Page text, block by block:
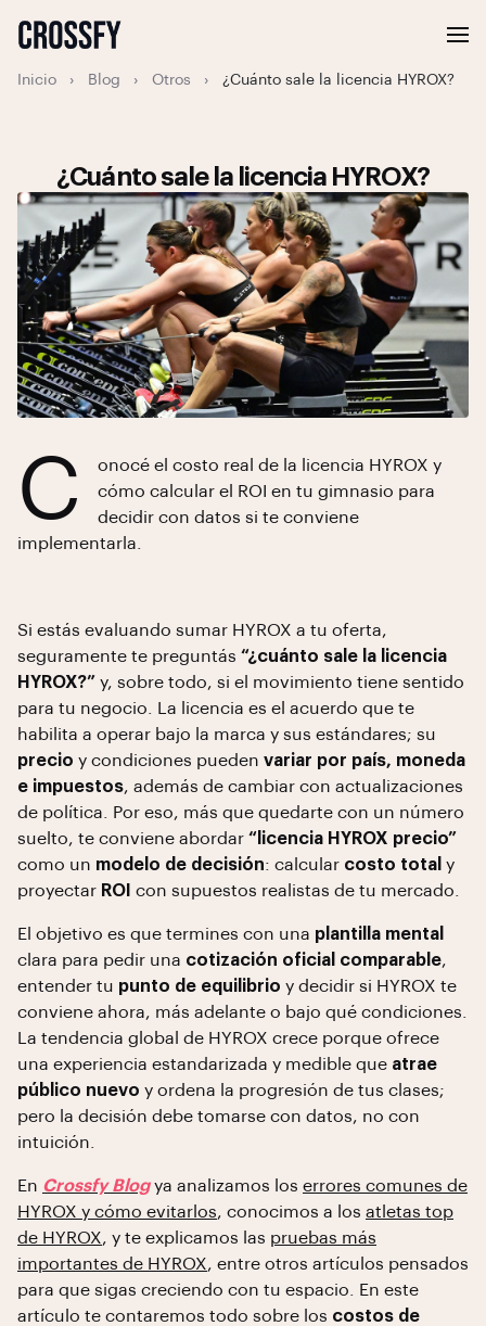
Inicio › Blog › Otros › ¿Cuánto sale la licencia HYROX?
¿Cuánto sale la licencia HYROX?
C
onocé el costo real de la licencia HYROX y
cómo calcular el ROI en tu gimnasio para
decidir con datos si te conviene
implementarla.
Si estás evaluando sumar HYROX a tu oferta,
seguramente te preguntás “¿cuánto sale la licencia
HYROX?” y, sobre todo, si el movimiento tiene sentido
para tu negocio. La licencia es el acuerdo que te
habilita a operar bajo la marca y sus estándares; su
precio y condiciones pueden variar por país, moneda
e impuestos, además de cambiar con actualizaciones
de política. Por eso, más que quedarte con un número
suelto, te conviene abordar “licencia HYROX precio”
como un modelo de decisión: calcular costo total y
proyectar ROI con supuestos realistas de tu mercado.
El objetivo es que termines con una plantilla mental
clara para pedir una cotización oficial comparable,
entender tu punto de equilibrio y decidir si HYROX te
conviene ahora, más adelante o bajo qué condiciones.
La tendencia global de HYROX crece porque ofrece
una experiencia estandarizada y medible que atrae
público nuevo y ordena la progresión de tus clases;
pero la decisión debe tomarse con datos, no con
intuición.
En Crossfy Blogya analizamos los errores comunes de
HYROX y cómo evitarlos, conocimos a los atletas top
de HYROX, y te explicamos las pruebas más
importantes de HYROX, entre otros artículos pensados
para que sigas creciendo con tu espacio. En este
artículo te contaremos todo sobre los costos de